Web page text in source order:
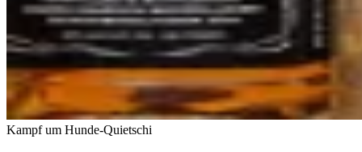
Kampf um Hunde-Quietschi